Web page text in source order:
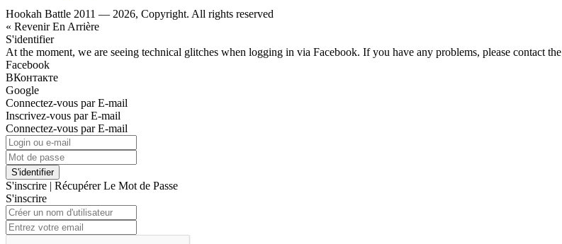
Hookah Battle 2011 — 2026, Copyright. All rights reserved
« Revenir En Arrière
S'identifier
At the moment, we are seeing technical glitches when logging in via Facebook. If you have any problems, please contact the
Facebook
ВКонтакте
Google
Connectez-vous par E-mail
Inscrivez-vous par E-mail
Connectez-vous par E-mail
S'identifier
S'inscrire | Récupérer Le Mot de Passe
S'inscrire